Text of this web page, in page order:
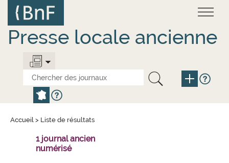
contenu
principal
Presse locale ancienne
Accueil > Liste de résultats
1 journal ancien
numérisé
Panneau de gestion des cookies